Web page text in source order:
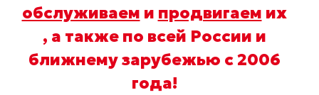
обслуживаем и продвигаем их
, а также по всей России и
ближнему зарубежью с 2006
года!